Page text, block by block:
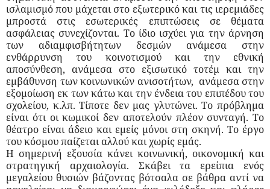
ισλαμισμό που μάχεται στο εξωτερικό και τις ιερεμιάδες
μπροστά στις εσωτερικές επιπτώσεις σε θέματα
ασφάλειας συνεχίζονται. Το ίδιο ισχύει για την άρνηση
των αδιαμφισβήτητων δεσμών ανάμεσα στην
ενθάρρυνση του κοινοτισμού και την εθνική
αποσύνθεση, ανάμεσα στο εξισωτικό τοτέμ και την
εμβάθυνση των κοινωνικών ανισοτήτων, ανάμεσα στην
εξομοίωση εκ των κάτω και την ένδεια του επιπέδου του
σχολείου, κ.λπ. Τίποτε δεν μας γλυτώνει. Το πρόβλημα
είναι ότι οι κωμικοί δεν αποτελούν πλέον συνταγή. Το
θέατρο είναι άδειο και εμείς μόνοι στη σκηνή. Το έργο
του κόσμου παίζεται αλλού και χωρίς εμάς.
Η σημερινή εξουσία κάνει κοινωνική, οικονομική και
στρατηγική αρχαιολογία. Σκάβει τα ερείπια ενός
μεγαλείου θυσιών βάζοντας βότσαλα σε βάθρα αντί να